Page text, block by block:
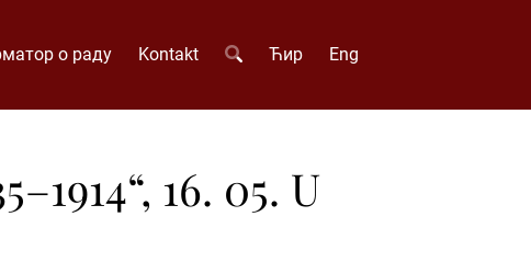
о раду Kontakt Ћир Eng
16. 05. U